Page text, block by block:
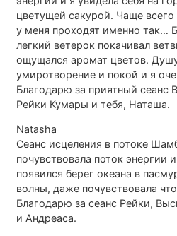
цветущей сакурой. Чаще всего
у меня проходят именно так…
легкий ветерок покачивал
ощущался аромат цветов.
умиротворение и покой и я
Благодарю за приятный сеанс
Рейки Кумары и тебя, Наташа.
Natasha
Сеанс исцеления в потоке
почувствовала поток энергии
появился берег океана в
волны, даже почувствовала
Благодарю за сеанс Рейки,
и Андреаса.